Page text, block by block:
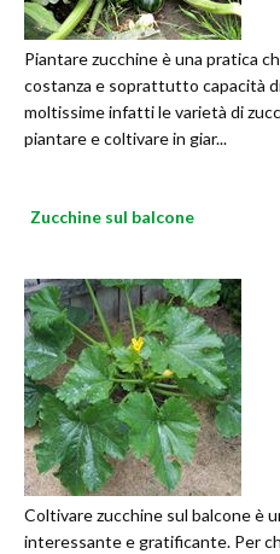
Piantare zucchine è una pratica
costanza e soprattutto capacità
moltissime infatti le varietà di
piantare e coltivare in giar...
Zucchine sul balcone
Coltivare zucchine sul balcone è
interessante e gratificante. Per